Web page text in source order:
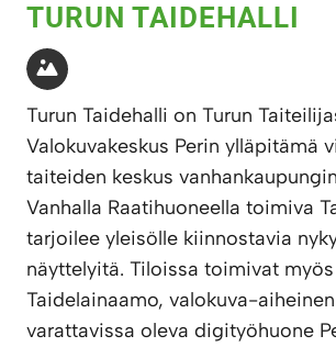
TURUN TAIDEHALLI
Turun Taidehalli on Turun
Valokuvakeskus Perin ylläpitämä
taiteiden keskus
Vanhalla Raatihuoneella toimiva
tarjoilee yleisölle kiinnostavia
näyttelyitä. Tiloissa toimivat myös
Taidelainaamo, valokuva-
varattavissa oleva digityöhuone